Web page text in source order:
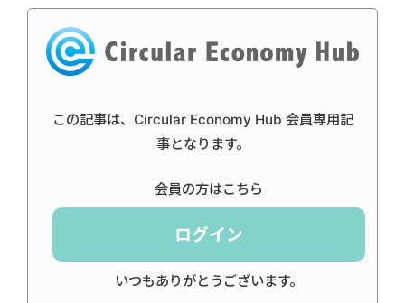
この記事は、Circular Economy Hub 会員専用記
事となります。
会員の方はこちら
ログイン
いつもありがとうございます。